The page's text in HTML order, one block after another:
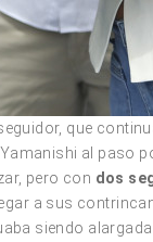
que
al paso
pero con dos
a sus
siendo